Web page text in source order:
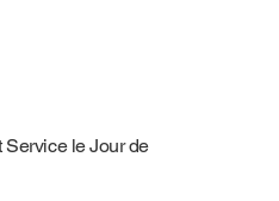
Service le Jour de